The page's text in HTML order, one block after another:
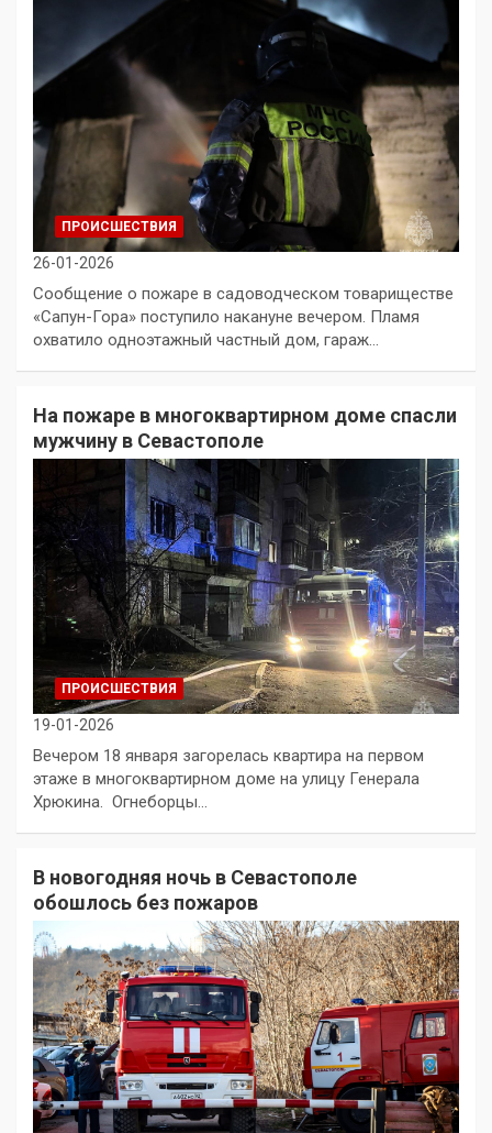
ПРОИСШЕСТВИЯ
26-01-2026
Сообщение о пожаре в садоводческом товариществе
«Сапун-Гора» поступило накануне вечером. Пламя
охватило одноэтажный частный дом, гараж…
На пожаре в многоквартирном доме спасли
мужчину в Севастополе
ПРОИСШЕСТВИЯ
19-01-2026
Вечером 18 января загорелась квартира на первом
этаже в многоквартирном доме на улицу Генерала
Хрюкина. Огнеборцы…
В новогодняя ночь в Севастополе
обошлось без пожаров